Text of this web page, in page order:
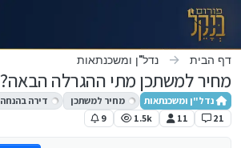
דילוג לתוכן
דף הבית נדל"ן ומשכנתאות
מחיר למשתכן מתי ההגרלה הבאה?
נדל"ן ומשכנתאות מחיר למשתכן דירה בהנחה
21
11
1.5k
9